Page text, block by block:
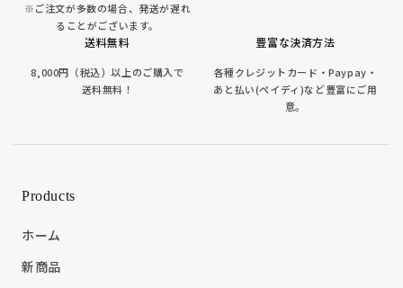
※ご注文が多数の場合、発送が遅れ
ることがございます。
送料無料
8,000円（税込）以上のご購入で
送料無料！
豊富な決済方法
各種クレジットカード・Paypay・
あと払い(ペイディ)など豊富にご用
意。
Products
ホーム
新商品